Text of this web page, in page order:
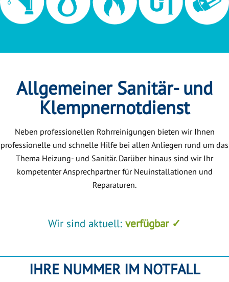
Allgemeiner Sanitär- und
Klempnernotdienst
Neben professionellen Rohrreinigungen bieten wir Ihnen
professionelle und schnelle Hilfe bei allen Anliegen rund um das
Thema Heizung- und Sanitär. Darüber hinaus sind wir Ihr
kompetenter Ansprechpartner für Neuinstallationen und
Reparaturen.
Wir sind aktuell: verfügbar ✓
IHRE NUMMER IM NOTFALL